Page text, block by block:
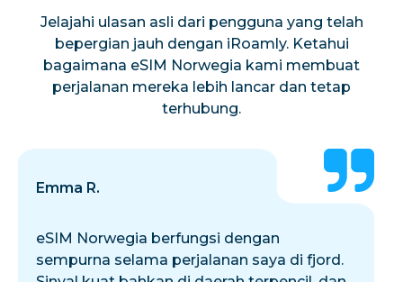
Jelajahi ulasan asli dari pengguna yang telah
bepergian jauh dengan iRoamly. Ketahui
bagaimana eSIM Norwegia kami membuat
perjalanan mereka lebih lancar dan tetap
terhubung.
Emma R.
eSIM Norwegia berfungsi dengan
sempurna selama perjalanan saya di fjord.